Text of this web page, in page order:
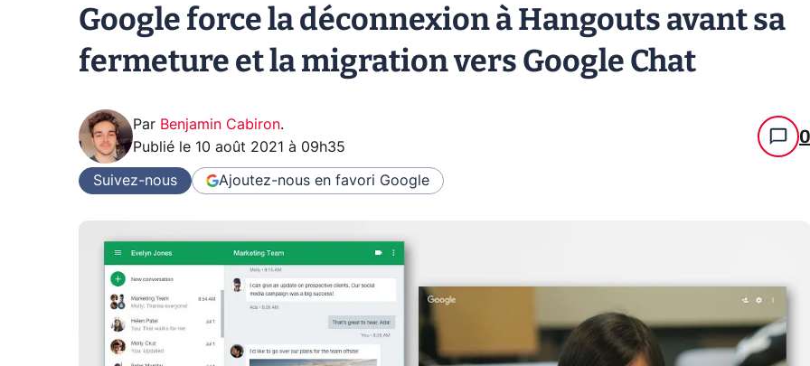
Google force la déconnexion à Hangouts avant sa
fermeture et la migration vers Google Chat
Par Benjamin Cabiron.
Publié le 10 août 2021 à 09h35 0
Suivez-nous Ajoutez-nous en favori Google